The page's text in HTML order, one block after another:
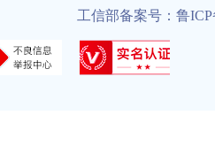
工信部备案号：鲁